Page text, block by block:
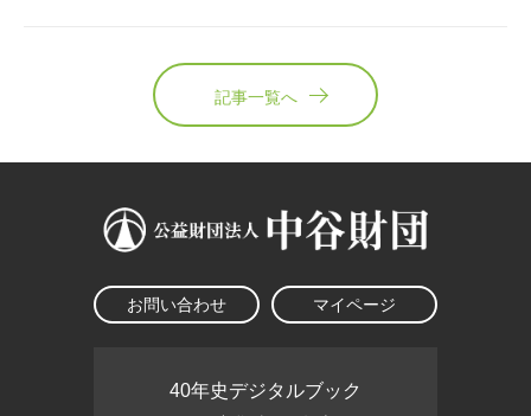
記事一覧へ
お問い合わせ マイページ
40年史デジタルブック